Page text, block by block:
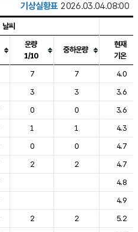
기상실황표 2026.03.04.08:00
, 강수, 바람, 기압등을 안내한 표입
날씨
운량
1/10
중하운량
현재
기온
7 7
4.0
3 3
3.6
0 0
3.6
1 1
4.3
0 0
4.7
2 2
4.7
4.8
4.9
2 2
5.2